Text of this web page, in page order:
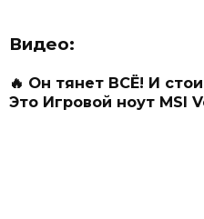
Видео:
🔥 Он тянет ВСЁ! И
Это Игровой ноут MSI